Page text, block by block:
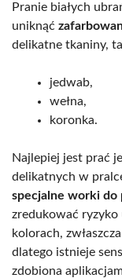
Pranie białych
uniknąć
delikatne tkaniny,
jedwab,
wełna,
koronka.
Najlepiej jest prać
delikatnych w
specjalne worki do
zredukować
kolorach,
dlatego istnieje
zdobiona